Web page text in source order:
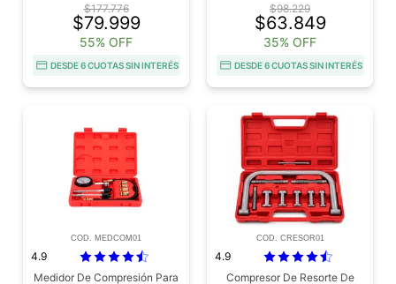
$177.776
$79.999
55% OFF
DESDE 6 CUOTAS SIN INTERÉS
$98.229
$63.849
35% OFF
DESDE 6 CUOTAS SIN INTERÉS
COD. MEDCOM01
4.9
Medidor De Compresión Para
COD. CRESOR01
4.9
Compresor De Resorte De